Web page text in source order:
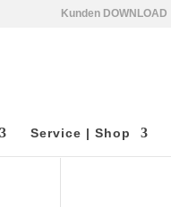
Kunden DOWNLOAD
Service | Shop